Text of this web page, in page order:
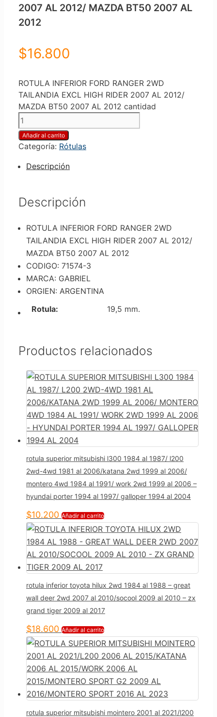
2007 AL 2012/ MAZDA BT50 2007 AL
2012
$16.800
ROTULA INFERIOR FORD RANGER 2WD
TAILANDIA EXCL HIGH RIDER 2007 AL 2012/
MAZDA BT50 2007 AL 2012 cantidad
Añadir al carrito
Categoría: Rótulas
Descripción
Descripción
ROTULA INFERIOR FORD RANGER 2WD
TAILANDIA EXCL HIGH RIDER 2007 AL 2012/
MAZDA BT50 2007 AL 2012
CODIGO: 71574-3
MARCA: GABRIEL
ORGIEN: ARGENTINA
Rotula:
19,5 mm.
Productos relacionados
rotula superior mitsubishi l300 1984 al 1987/ l200
2wd-4wd 1981 al 2006/katana 2wd 1999 al 2006/
montero 4wd 1984 al 1991/ work 2wd 1999 al 2006 –
hyundai porter 1994 al 1997/ galloper 1994 al 2004
$10.200 Añadir al carrito
rotula inferior toyota hilux 2wd 1984 al 1988 – great
wall deer 2wd 2007 al 2010/socool 2009 al 2010 – zx
grand tiger 2009 al 2017
$18.600 Añadir al carrito
rotula superior mitsubishi mointero 2001 al 2021/l200